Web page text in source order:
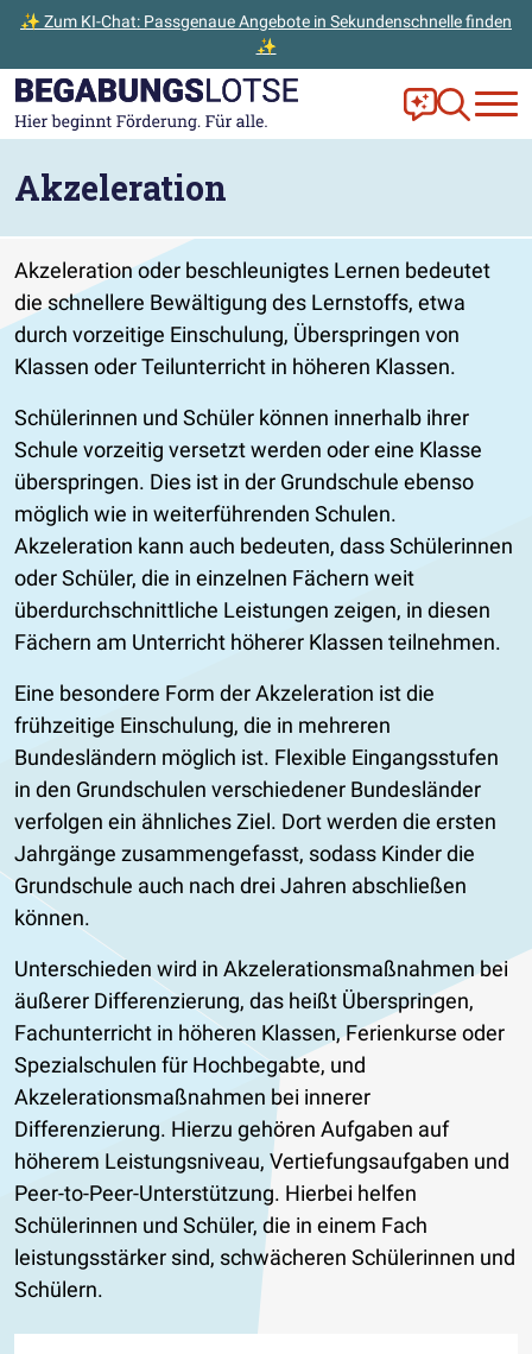
✨ Zum KI-Chat: Passgenaue Angebote in Sekundenschnelle finden
✨
Zum Hauptinhalt der Seite springen
Zur Startseite gehen Frag Ella!
Zur
Akzeleration
Akzeleration oder beschleunigtes Lernen bedeutet
die schnellere Bewältigung des Lernstoffs, etwa
durch vorzeitige Einschulung, Überspringen von
Klassen oder Teilunterricht in höheren Klassen.
Schülerinnen und Schüler können innerhalb ihrer
Schule vorzeitig versetzt werden oder eine Klasse
überspringen. Dies ist in der Grundschule ebenso
möglich wie in weiterführenden Schulen.
Akzeleration kann auch bedeuten, dass Schülerinnen
oder Schüler, die in einzelnen Fächern weit
überdurchschnittliche Leistungen zeigen, in diesen
Fächern am Unterricht höherer Klassen teilnehmen.
Eine besondere Form der Akzeleration ist die
frühzeitige Einschulung, die in mehreren
Bundesländern möglich ist. Flexible Eingangsstufen
in den Grundschulen verschiedener Bundesländer
verfolgen ein ähnliches Ziel. Dort werden die ersten
Jahrgänge zusammengefasst, sodass Kinder die
Grundschule auch nach drei Jahren abschließen
können.
Unterschieden wird in Akzelerationsmaßnahmen bei
äußerer Differenzierung, das heißt Überspringen,
Fachunterricht in höheren Klassen, Ferienkurse oder
Spezialschulen für Hochbegabte, und
Akzelerationsmaßnahmen bei innerer
Differenzierung. Hierzu gehören Aufgaben auf
höherem Leistungsniveau, Vertiefungsaufgaben und
Peer-to-Peer-Unterstützung. Hierbei helfen
Schülerinnen und Schüler, die in einem Fach
leistungsstärker sind, schwächeren Schülerinnen und
Schülern.